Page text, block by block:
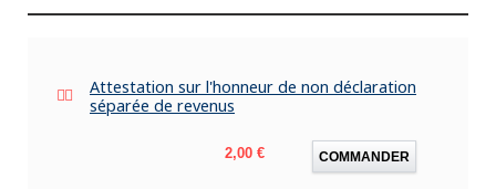
Attestation sur l'honneur de non déclaration
séparée de revenus
Prix
2,00 € COMMANDER